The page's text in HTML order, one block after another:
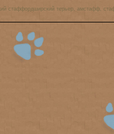
стаффордширский терьер, амстафф,